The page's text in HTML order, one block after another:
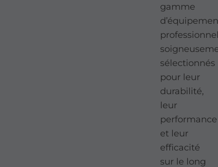
gamme
sélectionnés
pour leur
durabilité,
leur
performance
et leur
efficacité
sur le long